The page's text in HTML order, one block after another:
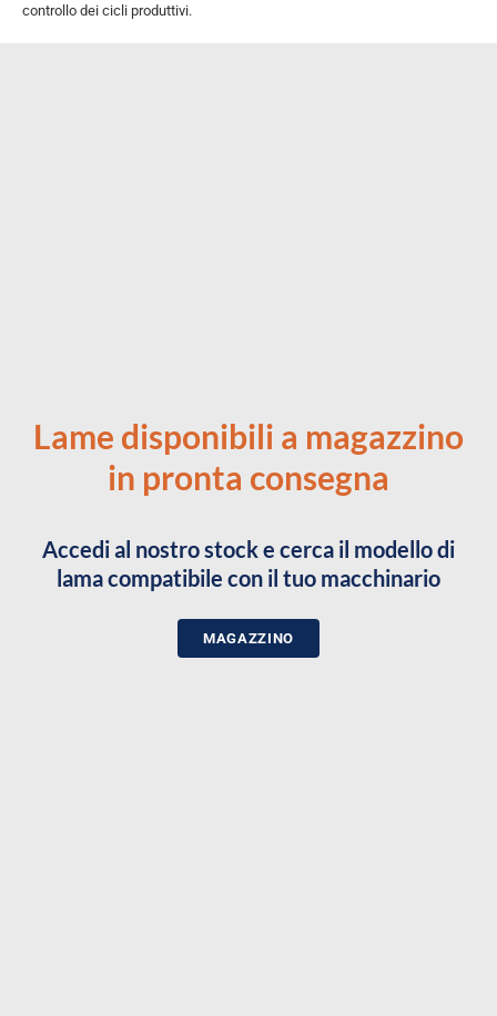
controllo dei cicli produttivi.
Lame disponibili a magazzino
in pronta consegna
Accedi al nostro stock e cerca il modello di
lama compatibile con il tuo macchinario
MAGAZZINO